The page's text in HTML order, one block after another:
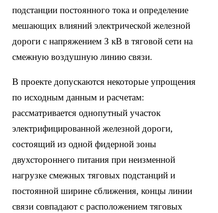
подстанции постоянного тока и определение
мешающих влияний электрической железной
дороги с напряжением З кВ в тяговой сети на
смежную воздушную линию связи.
В проекте допускаются некоторые упрощения
по исходным данным и расчетам:
рассматривается однопутный участок
электрифицированной железной дороги,
состоящий из одной фидерной зоны
двухстороннего питания при неизменной
нагрузке смежных тяговых подстанций и
постоянной ширине сближения, концы линии
связи совпадают с расположением тяговых